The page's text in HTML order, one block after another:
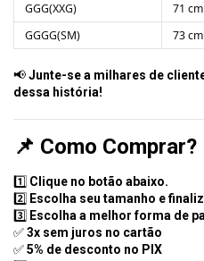
GGG(XXG)
71 cm
GGGG(SM)
73 cm
📢Junte-se a milhares de
dessa história!
📌 Como Comprar?
1️⃣ Clique no botão abaixo.
2️⃣ Escolha seu tamanho e
3️⃣ Escolha a melhor forma de
✅3x sem juros no cartão
✅5% de desconto no PIX